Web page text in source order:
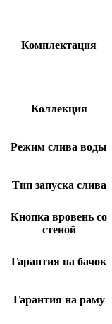
Комплектация
Коллекция
Режим слива воды
Тип запуска слива
Кнопка вровень со
стеной
Гарантия на бачок
Гарантия на раму